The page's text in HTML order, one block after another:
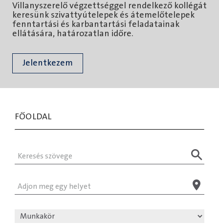
Villanyszerelő végzettséggel rendelkező kollégát
keresünk szivattyútelepek és átemelőtelepek
fenntartási és karbantartási feladatainak
ellátására, határozatlan időre.
Jelentkezem
FŐOLDAL